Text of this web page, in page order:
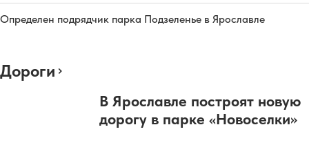
Определен подрядчик парка Подзеленье в Ярославле
Дороги
В Ярославле построят новую
дорогу в парке «Новоселки»